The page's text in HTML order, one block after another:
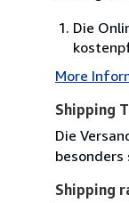
Die
More
Shipping
Die
Shipping